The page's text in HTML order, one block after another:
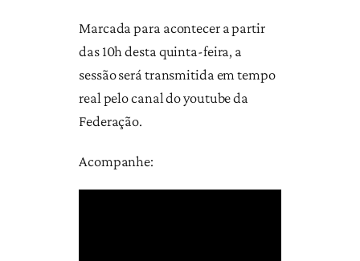
Marcada para acontecer a partir
das 10h desta quinta-feira, a
sessão será transmitida em tempo
real pelo canal do youtube da
Federação.
Acompanhe: